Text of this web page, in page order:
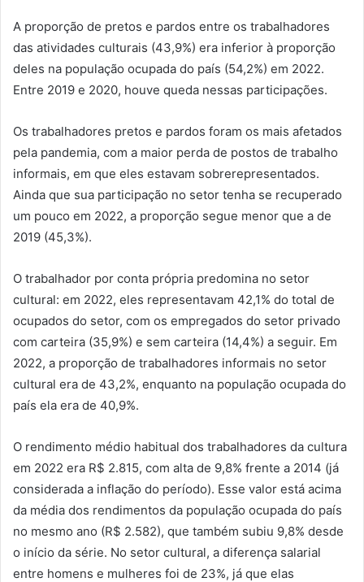
A proporção de pretos e pardos entre os trabalhadores
das atividades culturais (43,9%) era inferior à proporção
deles na população ocupada do país (54,2%) em 2022.
Entre 2019 e 2020, houve queda nessas participações.
Os trabalhadores pretos e pardos foram os mais afetados
pela pandemia, com a maior perda de postos de trabalho
informais, em que eles estavam sobrerepresentados.
Ainda que sua participação no setor tenha se recuperado
um pouco em 2022, a proporção segue menor que a de
2019 (45,3%).
O trabalhador por conta própria predomina no setor
cultural: em 2022, eles representavam 42,1% do total de
ocupados do setor, com os empregados do setor privado
com carteira (35,9%) e sem carteira (14,4%) a seguir. Em
2022, a proporção de trabalhadores informais no setor
cultural era de 43,2%, enquanto na população ocupada do
país ela era de 40,9%.
O rendimento médio habitual dos trabalhadores da cultura
em 2022 era R$ 2.815, com alta de 9,8% frente a 2014 (já
considerada a inflação do período). Esse valor está acima
da média dos rendimentos da população ocupada do país
no mesmo ano (R$ 2.582), que também subiu 9,8% desde
o início da série. No setor cultural, a diferença salarial
entre homens e mulheres foi de 23%, já que elas